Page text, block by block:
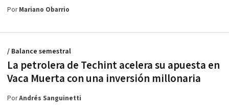
PorMariano Obarrio
La petrolera de Techint acelera su apuesta en
Vaca Muerta con una inversión millonaria
/ Balance semestral
PorAndrés Sanguinetti